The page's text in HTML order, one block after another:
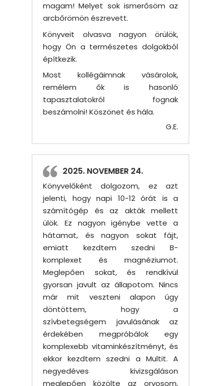
magam! Melyet sok ismerősöm az
arcbőrömön észrevett.
Könyveit olvasva nagyon örülök,
hogy Ön a természetes dolgokból
építkezik.
Most kollégáimnak vásárolok,
remélem ők is hasonló
tapasztalatokról fognak
beszámolni! Köszönet és hála.
G.E.
2025. NOVEMBER 24.
Könyvelőként dolgozom, ez azt
jelenti, hogy napi 10-12 órát is a
számítógép és az akták mellett
ülök. Ez nagyon igénybe vette a
hátamat, és nagyon sokat fájt,
emiatt kezdtem szedni B-
komplexet és magnéziumot.
Meglepően sokat, és rendkívül
gyorsan javult az állapotom. Nincs
már mit veszteni alapon úgy
döntöttem, hogy a
szívbetegségem javulásának az
érdekében megpróbálok egy
komplexebb vitaminkészítményt, és
ekkor kezdtem szedni a Multit. A
negyedéves kivizsgáláson
meglepően közölte az orvosom,